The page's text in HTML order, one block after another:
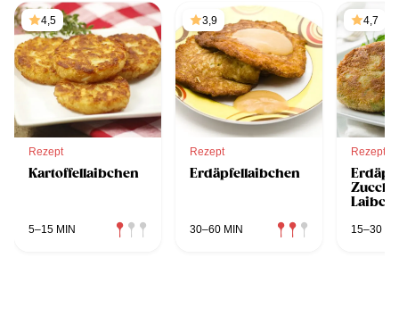
4,5
Rezept
Kartoffellaibchen
5–15 MIN
3,9
Rezept
Erdäpfellaibchen
30–60 MIN
4,7
Rezept
15–30